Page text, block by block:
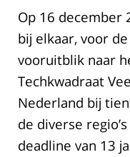
Op 16 december
bij elkaar, voor
vooruitblik naar
Techkwadraat
Nederland bij
de diverse
deadline van 13